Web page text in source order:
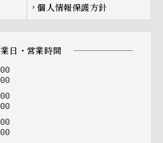
chevron_right 個人情報保護方針
営業日・営業時間
00
00
00
00
00
00